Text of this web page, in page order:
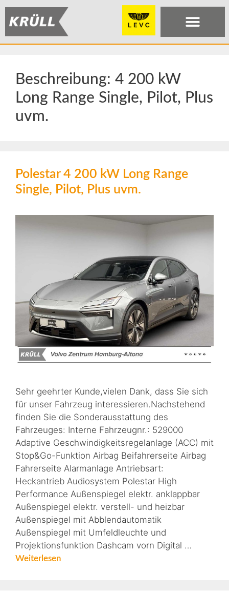
Beschreibung: 4 200 kW
Long Range Single, Pilot, Plus
uvm.
Polestar 4 200 kW Long Range
Single, Pilot, Plus uvm.
Sehr geehrter Kunde,vielen Dank, dass Sie sich
für unser Fahrzeug interessieren.Nachstehend
finden Sie die Sonderausstattung des
Fahrzeuges: Interne Fahrzeugnr.: 529000
Adaptive Geschwindigkeitsregelanlage (ACC) mit
Stop&Go-Funktion Airbag Beifahrerseite Airbag
Fahrerseite Alarmanlage Antriebsart:
Heckantrieb Audiosystem Polestar High
Performance Außenspiegel elektr. anklappbar
Außenspiegel elektr. verstell- und heizbar
Außenspiegel mit Abblendautomatik
Außenspiegel mit Umfeldleuchte und
Projektionsfunktion Dashcam vorn Digital …
Weiterlesen